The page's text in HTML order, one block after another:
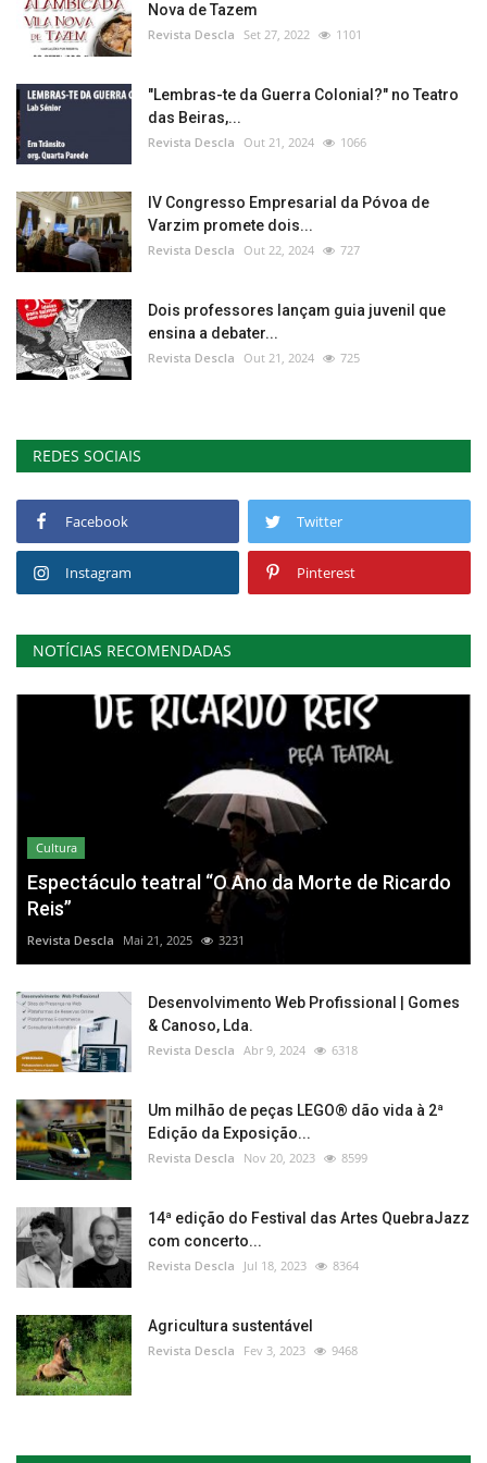
Nova de Tazem
Revista Descla Set 27, 2022 1101
"Lembras-te da Guerra Colonial?" no Teatro
das Beiras,...
Revista Descla Out 21, 2024 1066
IV Congresso Empresarial da Póvoa de
Varzim promete dois...
Revista Descla Out 22, 2024 727
Dois professores lançam guia juvenil que
ensina a debater...
Revista Descla Out 21, 2024 725
REDES SOCIAIS
Facebook Twitter
Instagram Pinterest
NOTÍCIAS RECOMENDADAS
Cultura
Espectáculo teatral “O Ano da Morte de Ricardo
Reis”
Revista Descla Mai 21, 2025 3231
Desenvolvimento Web Profissional | Gomes
& Canoso, Lda.
Revista Descla Abr 9, 2024 6318
Um milhão de peças LEGO® dão vida à 2ª
Edição da Exposição...
Revista Descla Nov 20, 2023 8599
14ª edição do Festival das Artes QuebraJazz
com concerto...
Revista Descla Jul 18, 2023 8364
Agricultura sustentável
Revista Descla Fev 3, 2023 9468